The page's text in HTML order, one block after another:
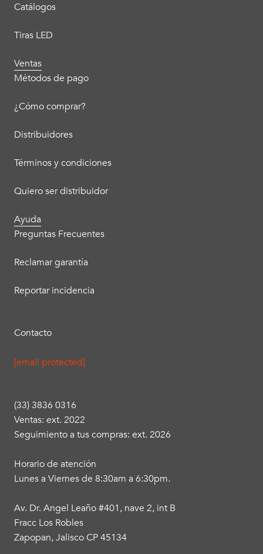
Catálogos
Tiras LED
Ventas
Métodos de pago
¿Cómo comprar?
Distribuidores
Términos y condiciones
Quiero ser distribuidor
Ayuda
Preguntas Frecuentes
Reclamar garantía
Reportar incidencia
Contacto
[email protected]
(33) 3836 0316
Ventas: ext. 2022
Seguimiento a tus compras: ext. 2026
Horario de atención
Lunes a Viernes de 8:30am a 6:30pm.
Av. Dr. Angel Leaño #401, nave 2, int B
Fracc Los Robles
Zapopan, Jalisco CP 45134